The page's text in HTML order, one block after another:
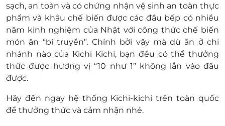
SH 16-17, Dự án Văn Phú La Casta Gallery Văn Phú,
P.Hà Đông, Tp.Hà Nội
Tầng 5 TTTM Vincom, 191 Bà Triệu, Hai Bà Trưng, Hà
Nội
L4-05, Tầng 4, Vinhomes Ocean park, Kiêu Kỵ, Gia
Lâm, Hà Nội
Số 135 Lương Định Của, P.Kim Liên, Q.Đống Đa,
Rice City, Tầng G, Tòa nhà Trung, Linh Đàm, Khu đô
thị mới Tây Nam hồ, Hoàng Mai, Hà Nội
sạch, an toàn và có chứng nhận vệ sinh an toàn thực
phẩm và khâu chế biến được các đầu bếp có nhiều
năm kinh nghiệm của Nhật với công thức chế biến
món ăn “bí truyền”. Chính bởi vậy mà dù ăn ở chi
nhánh nào của Kichi Kichi, bạn đều có thể thưởng
thức được hương vị “10 như 1” không lẫn vào đâu
được.
Hãy đến ngay hệ thống Kichi-kichi trên toàn quốc
để thưởng thức và cảm nhận nhé.